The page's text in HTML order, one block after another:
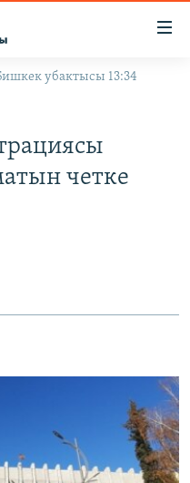
убактысы 13:34
четке